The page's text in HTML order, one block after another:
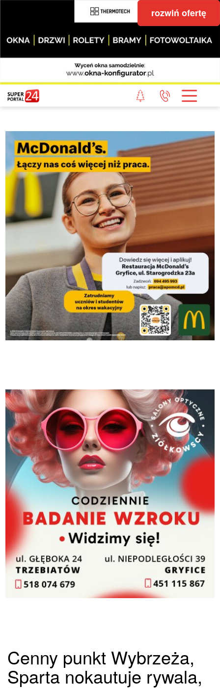
rozwiń ofertę
Cenny punkt Wybrzeża,
Sparta nokautuje rywala,
STRONA GŁÓWNA
POWIAT GRYFICKI
WIADOMOŚCI Z LASU
STUDIO SUPERPORTALU
KONTAKT
REDAKCJA
REGULAMIN